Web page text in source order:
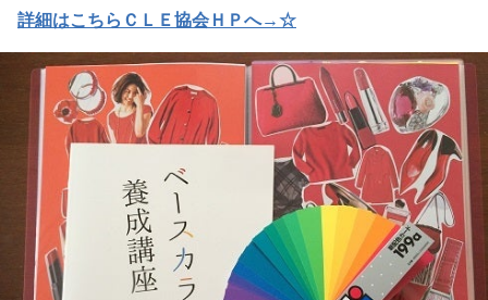
詳細はこちらＣＬＥ協会ＨＰへ→☆